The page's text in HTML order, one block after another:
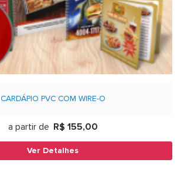
CARDÁPIO PVC COM WIRE-O
a partir de R$ 155,00
Ver Detalhes